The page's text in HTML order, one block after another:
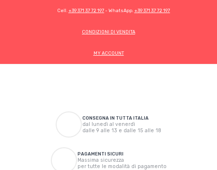
Cell. +39 371 37 72 197- WhatsApp. +39 371 37 72 197
CONDIZIONI DI VENDITA
MY ACCOUNT
CONSEGNA IN TUTTA ITALIA
dal lunedì al venerdì
dalle 9 alle 13 e dalle 15 alle 18
PAGAMENTI SICURI
Massima sicurezza
per tutte le modalità di pagamento